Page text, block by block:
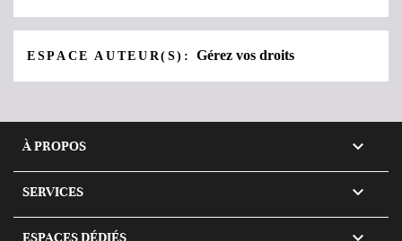
ESPACE AUTEUR(S):Gérez vos droits
À PROPOS 
SERVICES 